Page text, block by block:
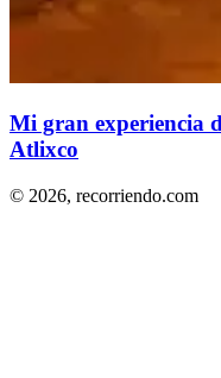
Mi gran experiencia
Atlixco
© 2026, recorriendo.com